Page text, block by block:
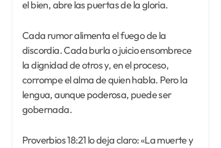
el bien, abre las puertas de la gloria.
Cada rumor alimenta el fuego de la
discordia. Cada burla o juicio ensombrece
la dignidad de otros y, en el proceso,
corrompe el alma de quien habla. Pero la
lengua, aunque poderosa, puede ser
gobernada.
Proverbios 18:21 lo deja claro: «La muerte y